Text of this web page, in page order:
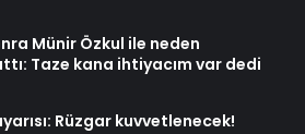
Münir Özkul ile neden
Taze kana ihtiyacım var dedi
Rüzgar kuvvetlenecek!